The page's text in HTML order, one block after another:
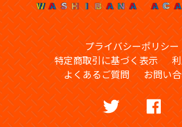
プライバシーポリシー
特定商取引に基づく表示
よくあるご質問
お問い